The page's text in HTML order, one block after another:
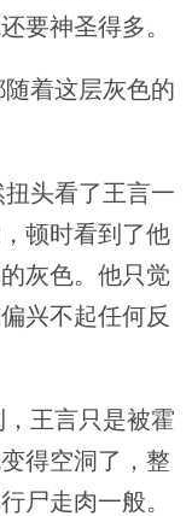
要神圣得多。
着这层灰色的
头看了王言一
顿时看到了他
灰色。他只觉
兴不起任何反
王言只是被霍
得空洞了，整
尸走肉一般。